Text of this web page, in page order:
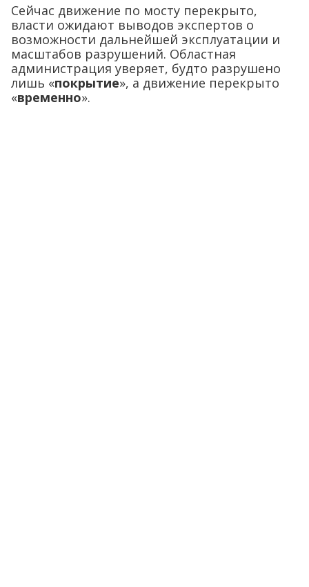
Сейчас движение по мосту перекрыто,
власти ожидают выводов экспертов о
возможности дальнейшей эксплуатации и
масштабов разрушений. Областная
администрация уверяет, будто разрушено
лишь «покрытие», а движение перекрыто
«временно».